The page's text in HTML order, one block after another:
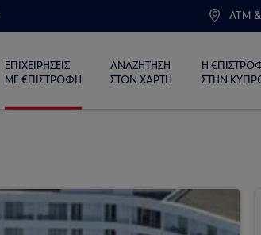
ATM
ΕΠΙΧΕΙΡΗΣΕΙΣ
ΜΕ €ΠΙΣΤΡΟΦΗ
ΑΝΑΖΗΤΗΣΗ
ΣΤΟΝ ΧΑΡΤΗ
Η
ΣΤΗΝ